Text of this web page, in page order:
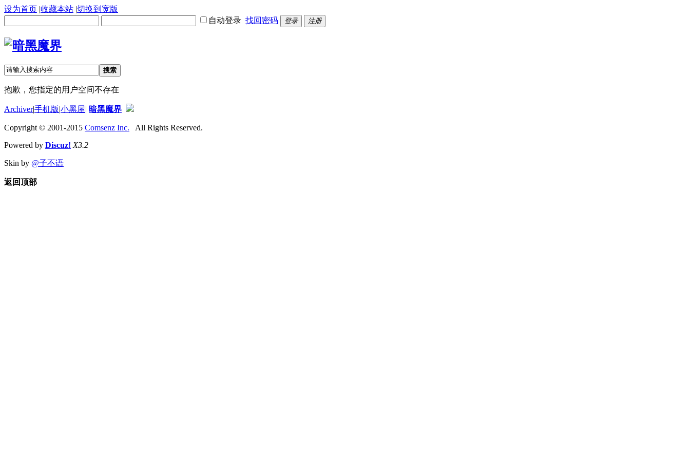
设为首页 |收藏本站 |切换到宽版
自动登录 找回密码 登录 注册
搜索
抱歉，您指定的用户空间不存在
Archiver|手机版|小黑屋| 暗黑魔界
Copyright © 2001-2015 Comsenz Inc. All Rights Reserved.
Powered by Discuz! X3.2
Skin by @子不语
返回顶部